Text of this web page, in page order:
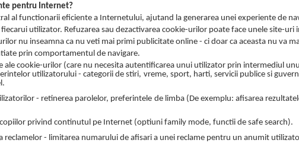
pentru Internet?
al functionarii eficiente a Internetului, ajutand la generarea unei experiente de
utilizator. Refuzarea sau dezactivarea cookie-urilor poate face unele site-uri
nu inseamna ca nu veti mai primi publicitate online - ci doar ca aceasta nu va
prin comportamentul de navigare.
ale cookie-urilor (care nu necesita autentificarea unui utilizator prin intermediul
utilizatorului - categorii de stiri, vreme, sport, harti, servicii publice si
- retinerea parolelor, preferintele de limba (De exemplu: afisarea
privind continutul pe Internet (optiuni family mode, functii de safe search).
reclamelor - limitarea numarului de afisari a unei reclame pentru un anumit